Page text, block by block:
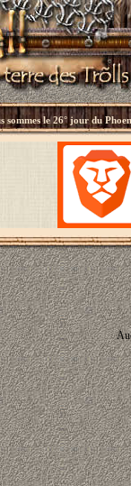
sommes le26° jour du